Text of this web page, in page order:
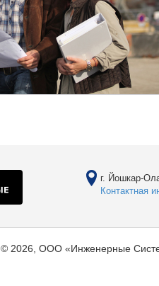
г. Йошкар-
Контактная
© 2026, ООО «Инженерные